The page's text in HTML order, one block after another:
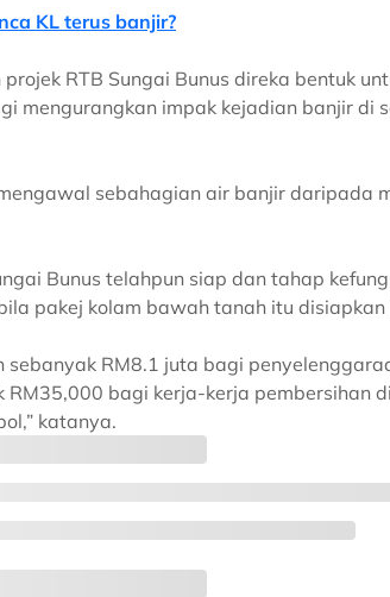
KL terus banjir?
RTB Sungai Bunus direka bentuk
mengurangkan impak kejadian banjir di
sebahagian air banjir daripada
Bunus telahpun siap dan tahap
pakej kolam bawah tanah itu disiapkan
sebanyak RM8.1 juta bagi
RM35,000 bagi kerja-kerja pembersihan
katanya.